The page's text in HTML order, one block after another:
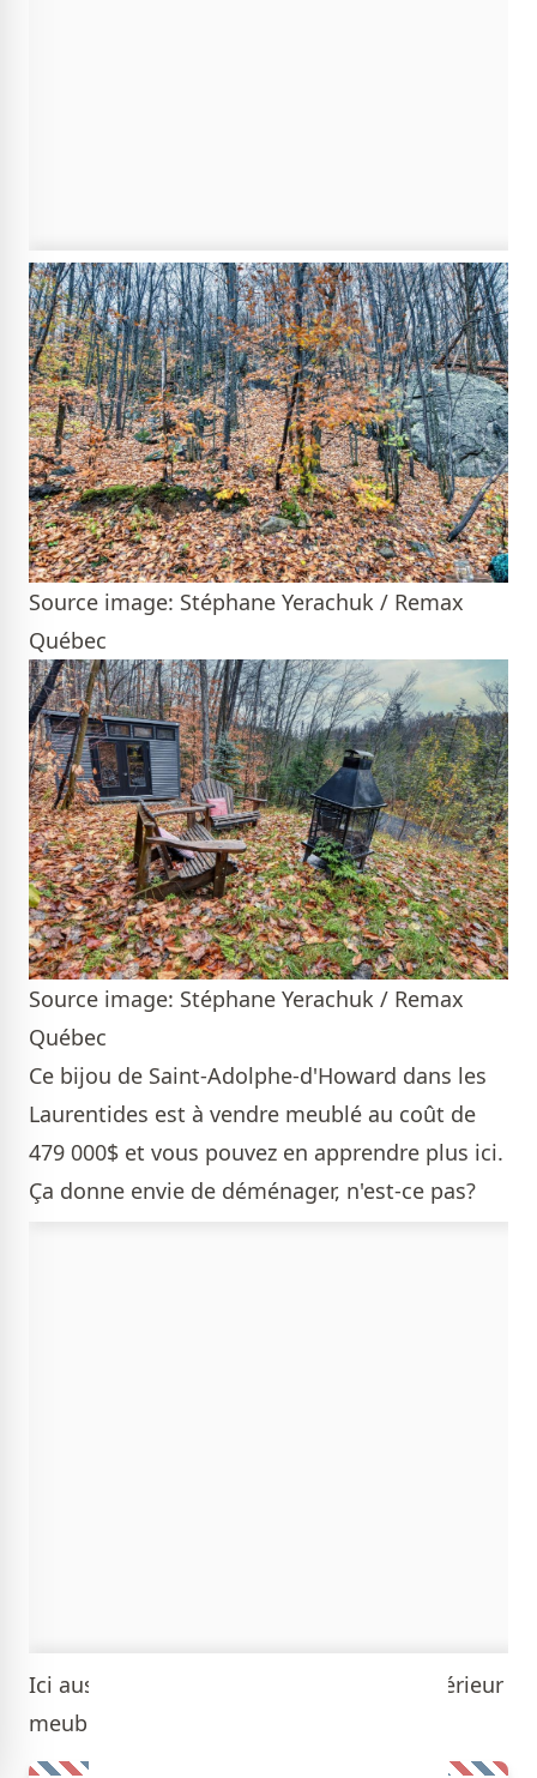
Source image: Stéphane Yerachuk / Remax
Québec
Source image: Stéphane Yerachuk / Remax
Québec
Ce bijou de Saint-Adolphe-d'Howard dans les
Laurentides est à vendre meublé au coût de
479 000$ et vous pouvez en apprendre plus ici.
Ça donne envie de déménager, n'est-ce pas?
Ici aussi
, vous profiterez à la fois d'un intérieur
meublé et d'une vue panoramique extra!